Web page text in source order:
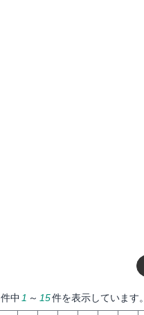
件中 1 ～ 15件を表示しています。